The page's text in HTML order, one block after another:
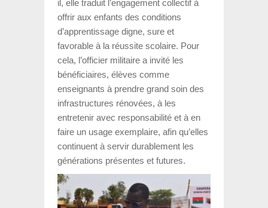
il, elle traduit l’engagement collectif à
offrir aux enfants des conditions
d’apprentissage digne, sure et
favorable à la réussite scolaire. Pour
cela, l’officier militaire a invité les
bénéficiaires, élèves comme
enseignants à prendre grand soin des
infrastructures rénovées, à les
entretenir avec responsabilité et à en
faire un usage exemplaire, afin qu’elles
continuent à servir durablement les
générations présentes et futures.